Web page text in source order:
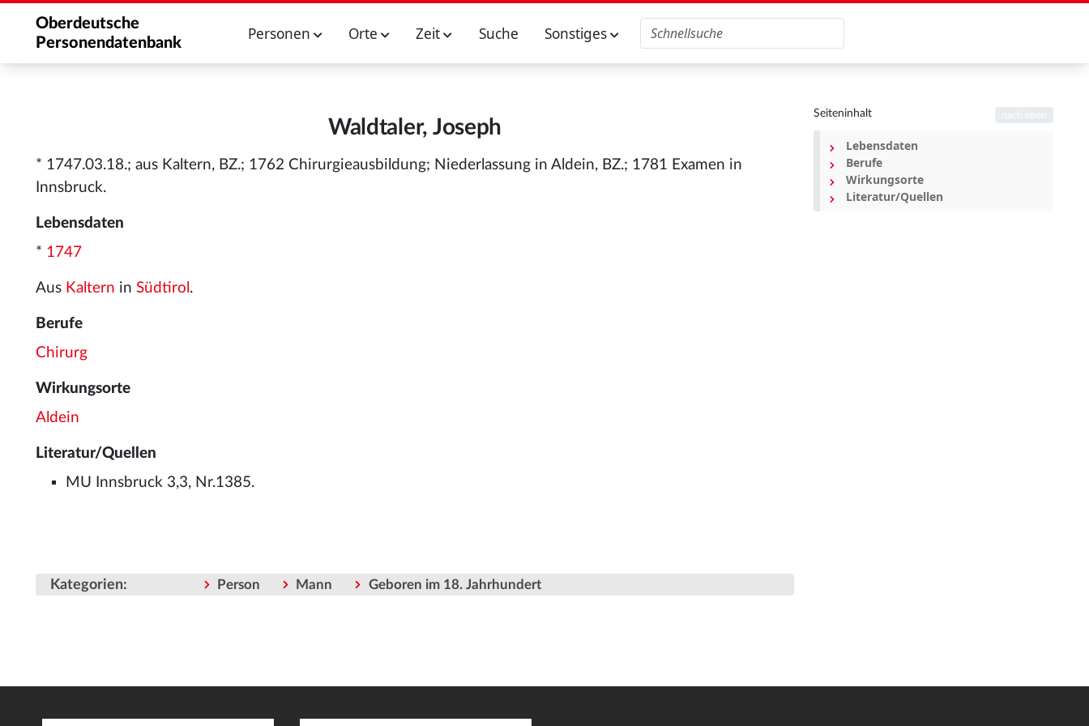
Oberdeutsche
Personendatenbank
Personen Orte Zeit Suche Sonstiges
Waldtaler, Joseph
* 1747.03.18.; aus Kaltern, BZ.; 1762 Chirurgieausbildung; Niederlassung in Aldein, BZ.; 1781 Examen in
Innsbruck.
Lebensdaten
* 1747
Aus Kaltern in Südtirol .
Berufe
Chirurg
Wirkungsorte
Aldein
Literatur/Quellen
MU Innsbruck 3,3, Nr.1385.
Kategorien: Person Mann Geboren im 18. Jahrhundert
Seiteninhalt
Lebensdaten
Berufe
Wirkungsorte
Literatur/Quellen